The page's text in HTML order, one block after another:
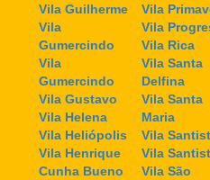
Vila Guilherme
Vila
Gumercindo
Vila
Gumercindo
Vila Gustavo
Vila Helena
Vila Heliópolis
Vila Henrique
Cunha Bueno
Vila
Vila
Vila Rica
Vila Santa
Delfina
Vila Santa
Maria
Vila
Vila
Vila São